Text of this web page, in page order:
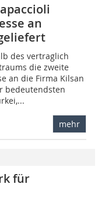
an
des vertraglich
die zweite
an die Firma Kilsan
bedeutendsten
mehr
für